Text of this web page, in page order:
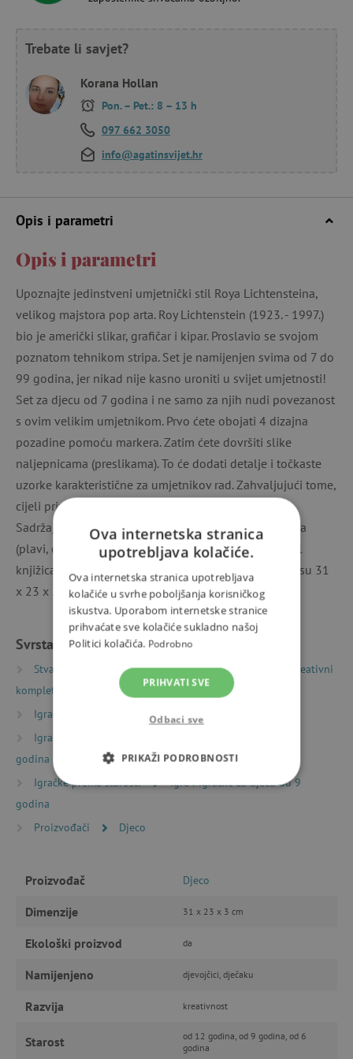
Trebate li savjet?
Korana Hollan
Pon. – Pet.: 8 – 13 h
097 662 3050
info@agatinsvijet.hr
Opis i parametri
Opis i parametri
Upoznajte jedinstveni umjetnički stil Roya Lichtensteina,
velikog majstora pop arta. Roy Lichtenstein (1923. - 1997.)
bio je američki slikar, grafičar i kipar. Proslavio se svojom
poznatom tehnikom stripa. Set je namijenjen svima od 7 do
99 godina, jer nikad nije kasno uroniti u svijet umjetnosti!
Set za djecu od 7 godina i ne samo za njih nudi povezanost
s ovim velikim umjetnikom. Prvo ćete obojati 4 dizajna
pozadine pomoću markera. Zatim ćete dovršiti slike
naljepnicama (preslikama). To će dodati detalje i točkaste
uzorke karakteristične za umjetnikov rad. Zahvaljujući tome,
cijeli prizor lijepo oživljava.
Sadržaj: 4 ilustrirane kartice (20 x 20 cm), 4 flomastera
(plavi, crveni, žuti, nebesko plavi), 4 lista naljepnica, 1
knjižica s uputama korak po korak. Dimenzije paketa su 31
x 23 x 2 cm. Papir koji se koristi je FSC® certificiran.
Svrstano u kategorije
Stvaranje Kreativni kompleti i izrađivanje
Kreativni
kompleti
Igračke prema vrsti
Žene ženama
Igračke prema starosti
godina
Igračke prema starosti
Igre i igračke za djecu od 9
godina
Proizvođači
Djeco
Proizvođač Djeco
Dimenzije 31 x 23 x 3 cm
Ekološki proizvod da
Namijenjeno djevojčici, dječaku
Razvija kreativnost
Starost
od 12 godina, od 9 godina, od 6
godina
Ova internetska stranica
upotrebljava kolačiće.
Ova internetska stranica upotrebljava
kolačiće u svrhe poboljšanja korisničkog
iskustva. Uporabom internetske stranice
prihvaćate sve kolačiće sukladno našoj
Politici kolačića. Podrobno
PRIHVATI SVE
Odbaci sve
PRIKAŽI PODROBNOSTI
NUŽNO POTREBNI KOLAČIĆI
IZVEDBA
Nužno potrebni kolačići
funkcionalnost internetske stranice, kao što su
odgovarajuće upotrebljavati bez nužno